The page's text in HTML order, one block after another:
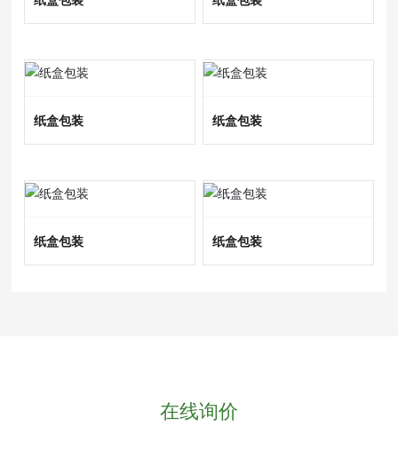
纸盒包装 纸盒包装
纸盒包装 纸盒包装
在线询价